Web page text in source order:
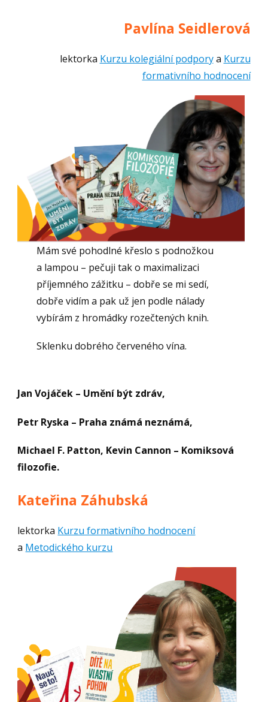
Pavlína Seidlerová
lektorka Kurzu kolegiální podporya Kurzu
formativního hodnocení
Mám své pohodlné křeslo s podnožkou
a lampou – pečuji tak o maximalizaci
příjemného zážitku – dobře se mi sedí,
dobře vidím a pak už jen podle nálady
vybírám z hromádky rozečtených knih.
Sklenku dobrého červeného vína.
Jan Vojáček – Umění být zdráv,
Petr Ryska – Praha známá neznámá,
Michael F. Patton, Kevin Cannon – Komiksová
filozofie.
Kateřina Záhubská
lektorka Kurzu formativního hodnocení
a Metodického kurzu